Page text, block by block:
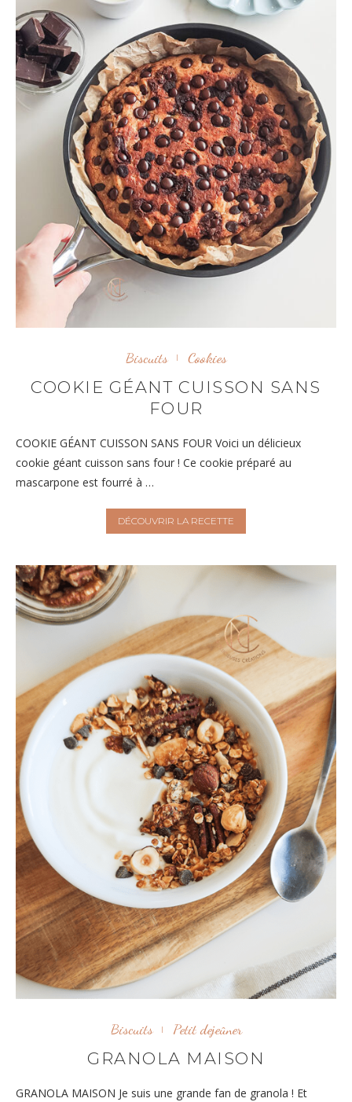
Biscuits Cookies
COOKIE GÉANT CUISSON SANS
FOUR
COOKIE GÉANT CUISSON SANS FOUR Voici un délicieux
cookie géant cuisson sans four ! Ce cookie préparé au
mascarpone est fourré à …
DÉCOUVRIR LA RECETTE
Biscuits Petit dejeûner
GRANOLA MAISON
GRANOLA MAISON Je suis une grande fan de granola ! Et